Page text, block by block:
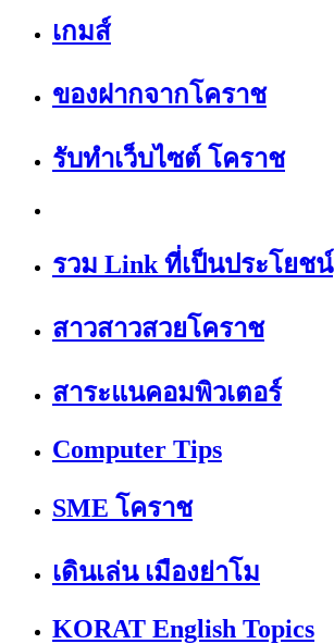
เกมส์
ของฝากจากโคราช
รับทำเว็บไซต์ โคราช
รวม Link ที่เป็นประโยชน์
สาวสาวสวยโคราช
สาระแนคอมพิวเตอร์
Computer Tips
SME โคราช
เดินเล่น เมืองย่าโม
KORAT English Topics